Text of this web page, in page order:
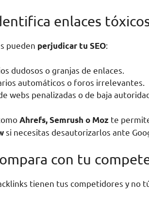
enlaces
pueden perjudicar tu SEO:
dudosos o granjas de enlaces.
automáticos o foros irrelevantes.
webs penalizadas o de baja
Ahrefs, Semrush o Moz te
si necesitas desautorizarlos ante
con tu
tienen tus competidores y no